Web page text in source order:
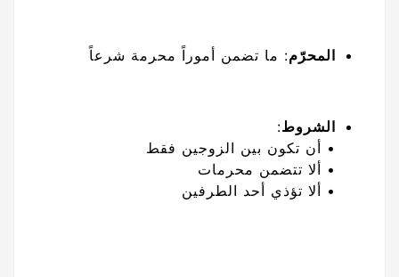
المحرّم: ما تضمن أموراً محرمة شرعاً
الشروط:
• أن تكون بين الزوجين فقط
• ألا تتضمن محرمات
• ألا تؤذي أحد الطرفين